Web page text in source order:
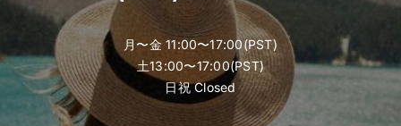
月〜金 11:00〜17:00(PST)
土13:00〜17:00(PST)
日祝 Closed